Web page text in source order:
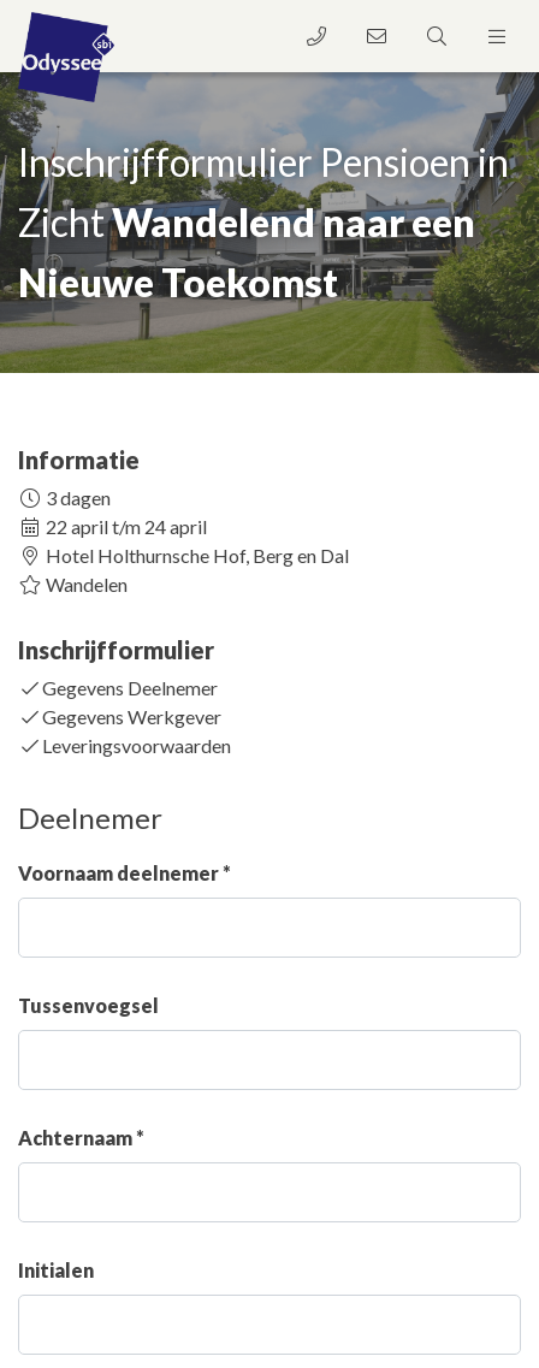
Inschrijfformulier Pensioen in
ZichtWandelend naar een
Nieuwe Toekomst
Informatie
3 dagen
22 april t/m 24 april
Hotel Holthurnsche Hof, Berg en Dal
Wandelen
Inschrijfformulier
Gegevens Deelnemer
Gegevens Werkgever
Leveringsvoorwaarden
Deelnemer
Voornaam deelnemer *
Tussenvoegsel
Achternaam *
Initialen